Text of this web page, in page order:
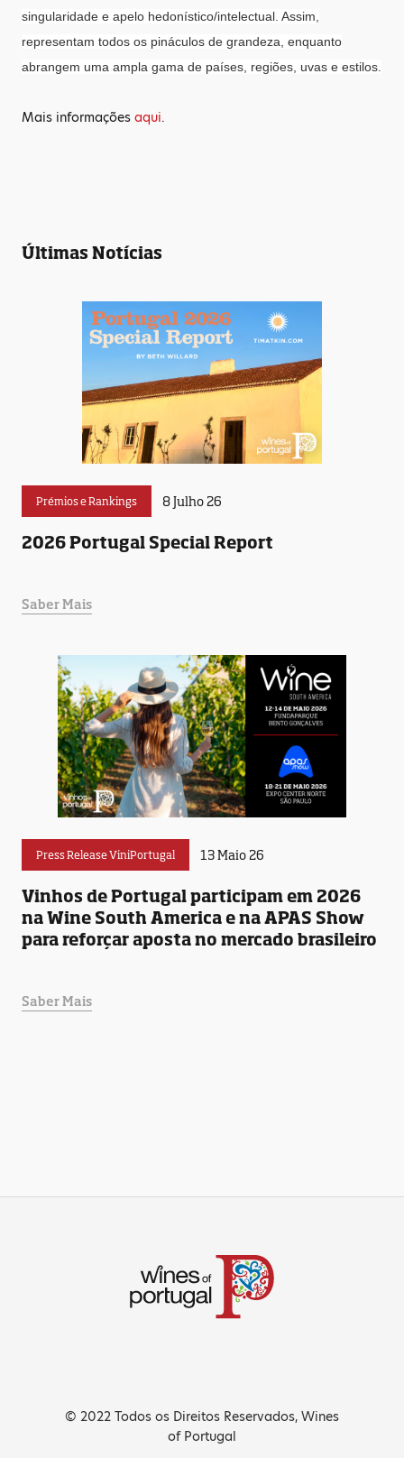
singularidade e apelo hedonístico/intelectual. Assim,
representam todos os pináculos de grandeza, enquanto
abrangem uma ampla gama de países, regiões, uvas e estilos.
Mais informações aqui.
Últimas Notícias
Prémios e Rankings 8 Julho 26
2026 Portugal Special Report
Saber Mais
Press Release ViniPortugal 13 Maio 26
Vinhos de Portugal participam em 2026
na Wine South America e na APAS Show
para reforçar aposta no mercado brasileiro
Saber Mais
© 2022 Todos os Direitos Reservados, Wines
of Portugal